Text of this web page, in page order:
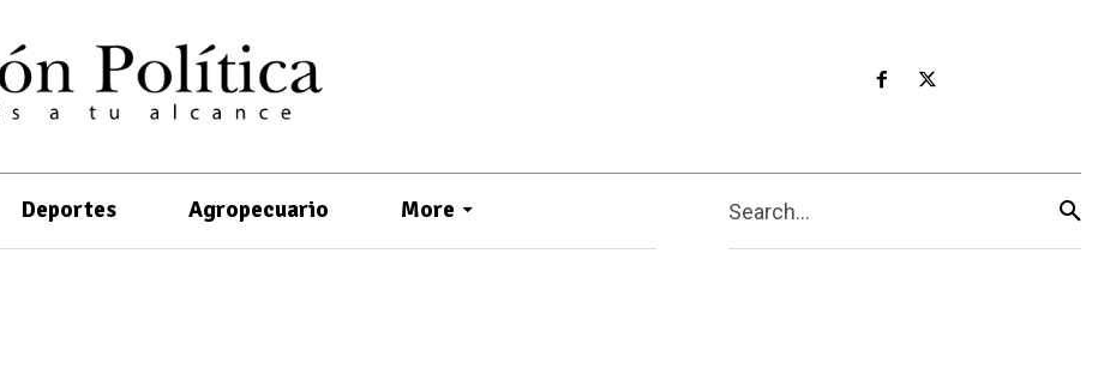
Deportes Agropecuario More Search...